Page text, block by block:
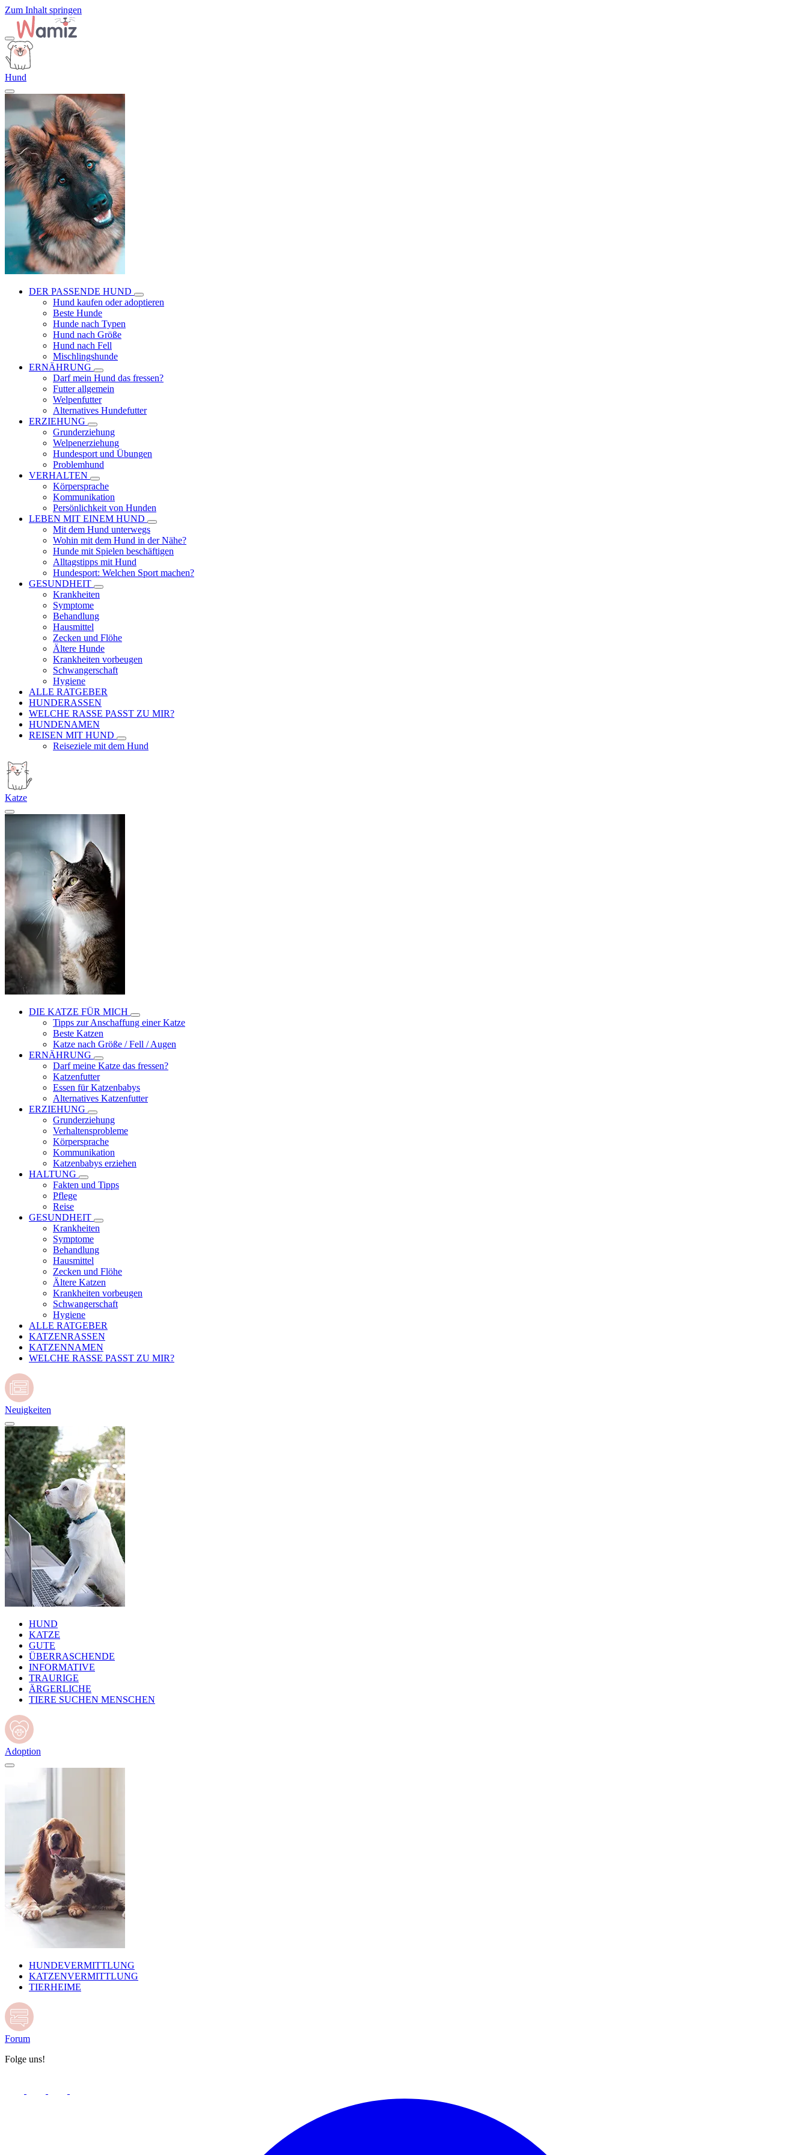
Zum Inhalt springen
Hund
DER PASSENDE HUND
Hund kaufen oder adoptieren
Beste Hunde
Hunde nach Typen
Hund nach Größe
Hund nach Fell
Mischlingshunde
ERNÄHRUNG
Darf mein Hund das fressen?
Futter allgemein
Welpenfutter
Alternatives Hundefutter
ERZIEHUNG
Grunderziehung
Welpenerziehung
Hundesport und Übungen
Problemhund
VERHALTEN
Körpersprache
Kommunikation
Persönlichkeit von Hunden
LEBEN MIT EINEM HUND
Mit dem Hund unterwegs
Wohin mit dem Hund in der Nähe?
Hunde mit Spielen beschäftigen
Alltagstipps mit Hund
Hundesport: Welchen Sport machen?
GESUNDHEIT
Krankheiten
Symptome
Behandlung
Hausmittel
Zecken und Flöhe
Ältere Hunde
Krankheiten vorbeugen
Schwangerschaft
Hygiene
ALLE RATGEBER
HUNDERASSEN
WELCHE RASSE PASST ZU MIR?
HUNDENAMEN
REISEN MIT HUND
Reiseziele mit dem Hund
Katze
DIE KATZE FÜR MICH
Tipps zur Anschaffung einer Katze
Beste Katzen
Katze nach Größe / Fell / Augen
ERNÄHRUNG
Darf meine Katze das fressen?
Katzenfutter
Essen für Katzenbabys
Alternatives Katzenfutter
ERZIEHUNG
Grunderziehung
Verhaltensprobleme
Körpersprache
Kommunikation
Katzenbabys erziehen
HALTUNG
Fakten und Tipps
Pflege
Reise
GESUNDHEIT
Krankheiten
Symptome
Behandlung
Hausmittel
Zecken und Flöhe
Ältere Katzen
Krankheiten vorbeugen
Schwangerschaft
Hygiene
ALLE RATGEBER
KATZENRASSEN
KATZENNAMEN
WELCHE RASSE PASST ZU MIR?
Neuigkeiten
HUND
KATZE
GUTE
ÜBERRASCHENDE
INFORMATIVE
TRAURIGE
ÄRGERLICHE
TIERE SUCHEN MENSCHEN
Adoption
HUNDEVERMITTLUNG
KATZENVERMITTLUNG
TIERHEIME
Forum
Folge uns!